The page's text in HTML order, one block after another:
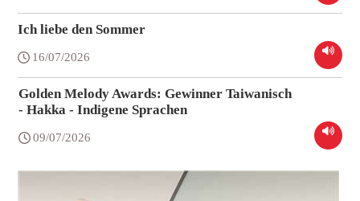
Ich liebe den Sommer
16/07/2026
Golden Melody Awards: Gewinner Taiwanisch
- Hakka - Indigene Sprachen
09/07/2026